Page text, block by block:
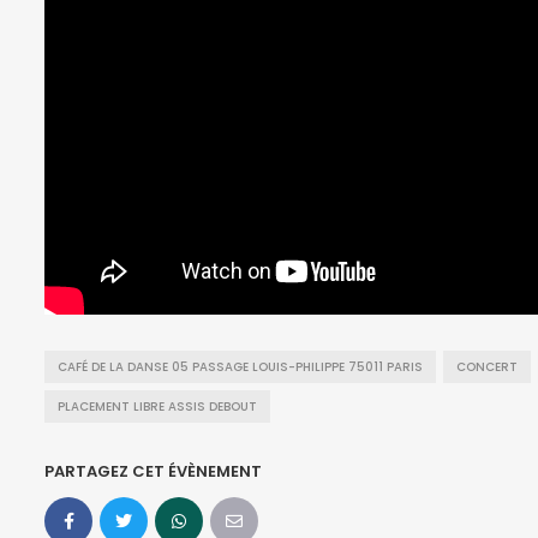
CAFÉ DE LA DANSE 05 PASSAGE LOUIS-PHILIPPE 75011 PARIS CONCERT
PLACEMENT LIBRE ASSIS DEBOUT
PARTAGEZ CET ÉVÈNEMENT